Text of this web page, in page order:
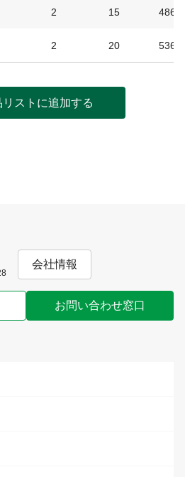
2 15 486
2 20 536
リストに追加する
会社情報
お問い合わせ窓口